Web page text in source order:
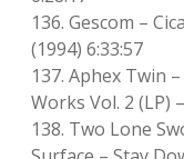
136. Gescom –
(1994) 6:33:57
137. Aphex Twin
Works Vol. 2 (LP)
138. Two Lone